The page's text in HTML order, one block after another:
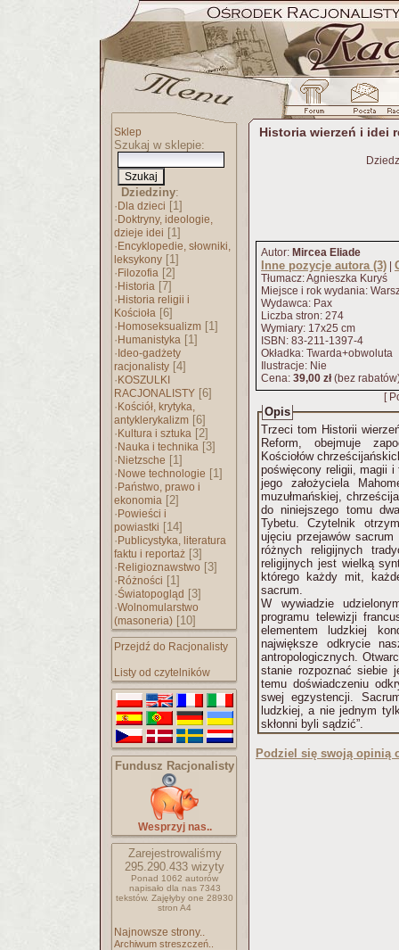
Sklep
Szukaj w sklepie:
Dziedziny:
· Dla dzieci [1]
· Doktryny, ideologie,
dzieje idei [1]
· Encyklopedie, słowniki,
leksykony [1]
· Filozofia [2]
· Historia [7]
· Historia religii i
Kościoła [6]
· Homoseksualizm [1]
· Humanistyka [1]
· Ideo-gadżety
racjonalisty [4]
· KOSZULKI
RACJONALISTY [6]
· Kościół, krytyka,
antyklerykalizm [6]
· Kultura i sztuka [2]
· Nauka i technika [3]
· Nietzsche [1]
· Nowe technologie [1]
· Państwo, prawo i
ekonomia [2]
· Powieści i
powiastki [14]
· Publicystyka, literatura
faktu i reportaż [3]
· Religioznawstwo [3]
· Różności [1]
·Światopogląd [3]
·Wolnomularstwo
(masoneria) [10]
Przejdź do Racjonalisty
Listy od czytelników
Fundusz Racjonalisty
Wesprzyj nas..
Zarejestrowaliśmy
295.290.433 wizyty
Ponad 1062 autorów
napisało dla nas 7343
tekstów. Zajęłyby one 28930
stron A4
Najnowsze strony..
Archiwum streszczeń..
Historia wierzeń i idei
Autor: Mircea Eliade
Inne pozycje autora (3)
Tłumacz: Agnieszka Kuryś
Miejsce i rok wydania:
Wydawca: Pax
Liczba stron: 274
Wymiary: 17x25 cm
ISBN: 83-211-1397-4
Okładka: Twarda+obwoluta
Ilustracje: Nie
Cena: 39,00 zł(bez
[
Opis
Trzeci tom Historii
Reform, obejmuje
Kościołów
poświęcony religii, magii
jego założyciela
muzułmańskiej,
do niniejszego tomu
Tybetu. Czytelnik
ujęciu przejawów
różnych religijnych
religijnych jest wielką
którego każdy mit,
sacrum.
W wywiadzie
programu telewizji
elementem ludzkiej
największe odkrycie
antropologicznych.
stanie rozpoznać siebie jednocześnie zrozumieć świat. (...) Dzięki
temu doświadczeniu
swej egzystencji.
ludzkiej, a nie jednym
skłonni byli sądzić”.
Podziel się swoją opinią